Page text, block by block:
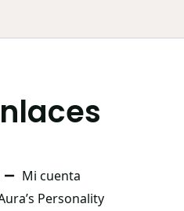
Mi cuenta
Personality